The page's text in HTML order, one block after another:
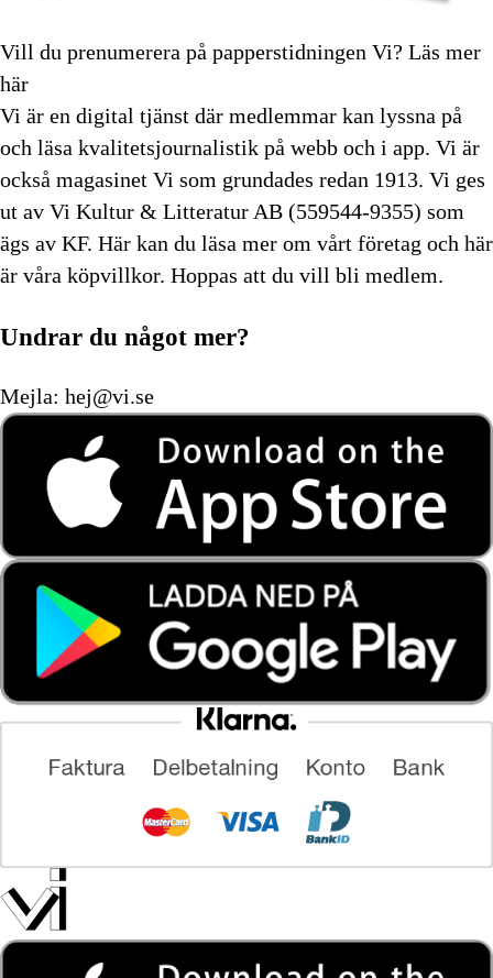
Vill du prenumerera på papperstidningen Vi? Läs mer
här
Vi är en digital tjänst där medlemmar kan lyssna på
och läsa kvalitetsjournalistik på webb och i app. Vi är
också magasinet Vi som grundades redan 1913. Vi ges
ut av Vi Kultur & Litteratur AB (559544-9355) som
ägs av KF. Här kan du läsa mer om vårt företag och här
är våra köpvillkor. Hoppas att du vill bli medlem.
Undrar du något mer?
Mejla: hej@vi.se